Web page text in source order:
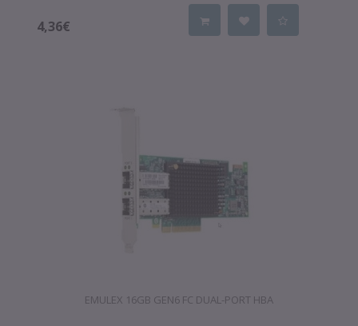
4,36€
EMULEX 16GB GEN6 FC DUAL-PORT HBA